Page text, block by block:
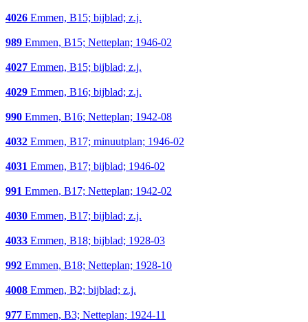
4026 Emmen, B15; bijblad; z.j.
989 Emmen, B15; Netteplan; 1946-02
4027 Emmen, B15; bijblad; z.j.
4029 Emmen, B16; bijblad; z.j.
990 Emmen, B16; Netteplan; 1942-08
4032 Emmen, B17; minuutplan; 1946-02
4031 Emmen, B17; bijblad; 1946-02
991 Emmen, B17; Netteplan; 1942-02
4030 Emmen, B17; bijblad; z.j.
4033 Emmen, B18; bijblad; 1928-03
992 Emmen, B18; Netteplan; 1928-10
4008 Emmen, B2; bijblad; z.j.
977 Emmen, B3; Netteplan; 1924-11